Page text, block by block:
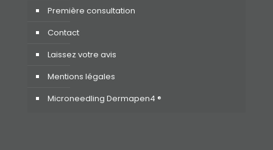
Première consultation
Contact
Laissez votre avis
Mentions légales
Microneedling Dermapen4 ®